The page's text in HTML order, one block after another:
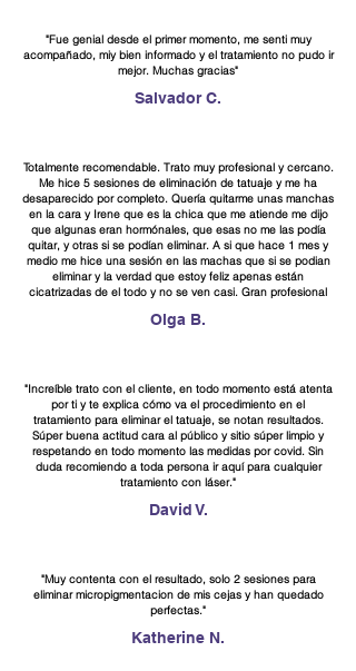
"Fue genial desde el primer momento, me senti muy
acompañado, miy bien informado y el tratamiento no pudo ir
mejor. Muchas gracias"
Salvador C.
Totalmente recomendable. Trato muy profesional y cercano.
Me hice 5 sesiones de eliminación de tatuaje y me ha
desaparecido por completo. Quería quitarme unas manchas
en la cara y Irene que es la chica que me atiende me dijo
que algunas eran hormónales, que esas no me las podía
quitar, y otras si se podían eliminar. A si que hace 1 mes y
medio me hice una sesión en las machas que si se podian
eliminar y la verdad que estoy feliz apenas están
cicatrizadas de el todo y no se ven casi. Gran profesional
Olga B.
"Increíble trato con el cliente, en todo momento está atenta
por ti y te explica cómo va el procedimiento en el
tratamiento para eliminar el tatuaje, se notan resultados.
Súper buena actitud cara al público y sitio súper limpio y
respetando en todo momento las medidas por covid. Sin
duda recomiendo a toda persona ir aquí para cualquier
tratamiento con láser."
David V.
"Muy contenta con el resultado, solo 2 sesiones para
eliminar micropigmentacion de mis cejas y han quedado
perfectas."
Katherine N.